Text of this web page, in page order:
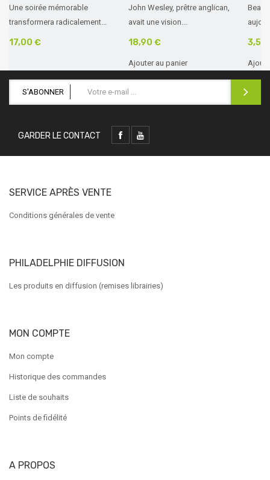
Une soirée mémorable
transformera radicalement...
17,00 €
John Wesley, prêtre anglican,
avait une vision...
18,90 €
Ajouter au panier
3,50
S'ABONNER
GARDER LE CONTACT
SERVICE APRÈS VENTE
Conditions générales de vente
PHILADELPHIE DIFFUSION
Les produits en diffusion (remises librairies)
MON COMPTE
Mon compte
Historique des commandes
Liste de souhaits
Points de fidélité
A PROPOS